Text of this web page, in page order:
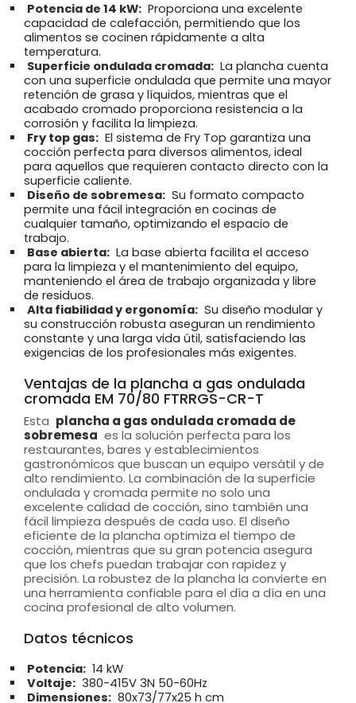
Potencia de 14 kW: Proporciona una excelente
capacidad de calefacción, permitiendo que los
alimentos se cocinen rápidamente a alta
temperatura.
Superficie ondulada cromada: La plancha cuenta
con una superficie ondulada que permite una mayor
retención de grasa y líquidos, mientras que el
acabado cromado proporciona resistencia a la
corrosión y facilita la limpieza.
Fry top gas: El sistema de Fry Top garantiza una
cocción perfecta para diversos alimentos, ideal
para aquellos que requieren contacto directo con la
superficie caliente.
Diseño de sobremesa: Su formato compacto
permite una fácil integración en cocinas de
cualquier tamaño, optimizando el espacio de
trabajo.
Base abierta: La base abierta facilita el acceso
para la limpieza y el mantenimiento del equipo,
manteniendo el área de trabajo organizada y libre
de residuos.
Alta fiabilidad y ergonomía: Su diseño modular y
su construcción robusta aseguran un rendimiento
constante y una larga vida útil, satisfaciendo las
exigencias de los profesionales más exigentes.
Ventajas de la plancha a gas ondulada
cromada EM 70/80 FTRRGS-CR-T
Esta plancha a gas ondulada cromada de
sobremesa es la solución perfecta para los
restaurantes, bares y establecimientos
gastronómicos que buscan un equipo versátil y de
alto rendimiento. La combinación de la superficie
ondulada y cromada permite no solo una
excelente calidad de cocción, sino también una
fácil limpieza después de cada uso. El diseño
eficiente de la plancha optimiza el tiempo de
cocción, mientras que su gran potencia asegura
que los chefs puedan trabajar con rapidez y
precisión. La robustez de la plancha la convierte en
una herramienta confiable para el día a día en una
cocina profesional de alto volumen.
Datos técnicos
Potencia: 14 kW
Voltaje: 380-415V 3N 50-60Hz
Dimensiones: 80x73/77x25 h cm